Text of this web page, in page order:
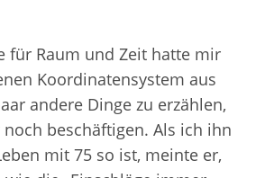
für Raum und Zeit hatte mir
Koordinatensystem aus
andere Dinge zu erzählen,
beschäftigen. Als ich ihn
mit 75 so ist, meinte er,